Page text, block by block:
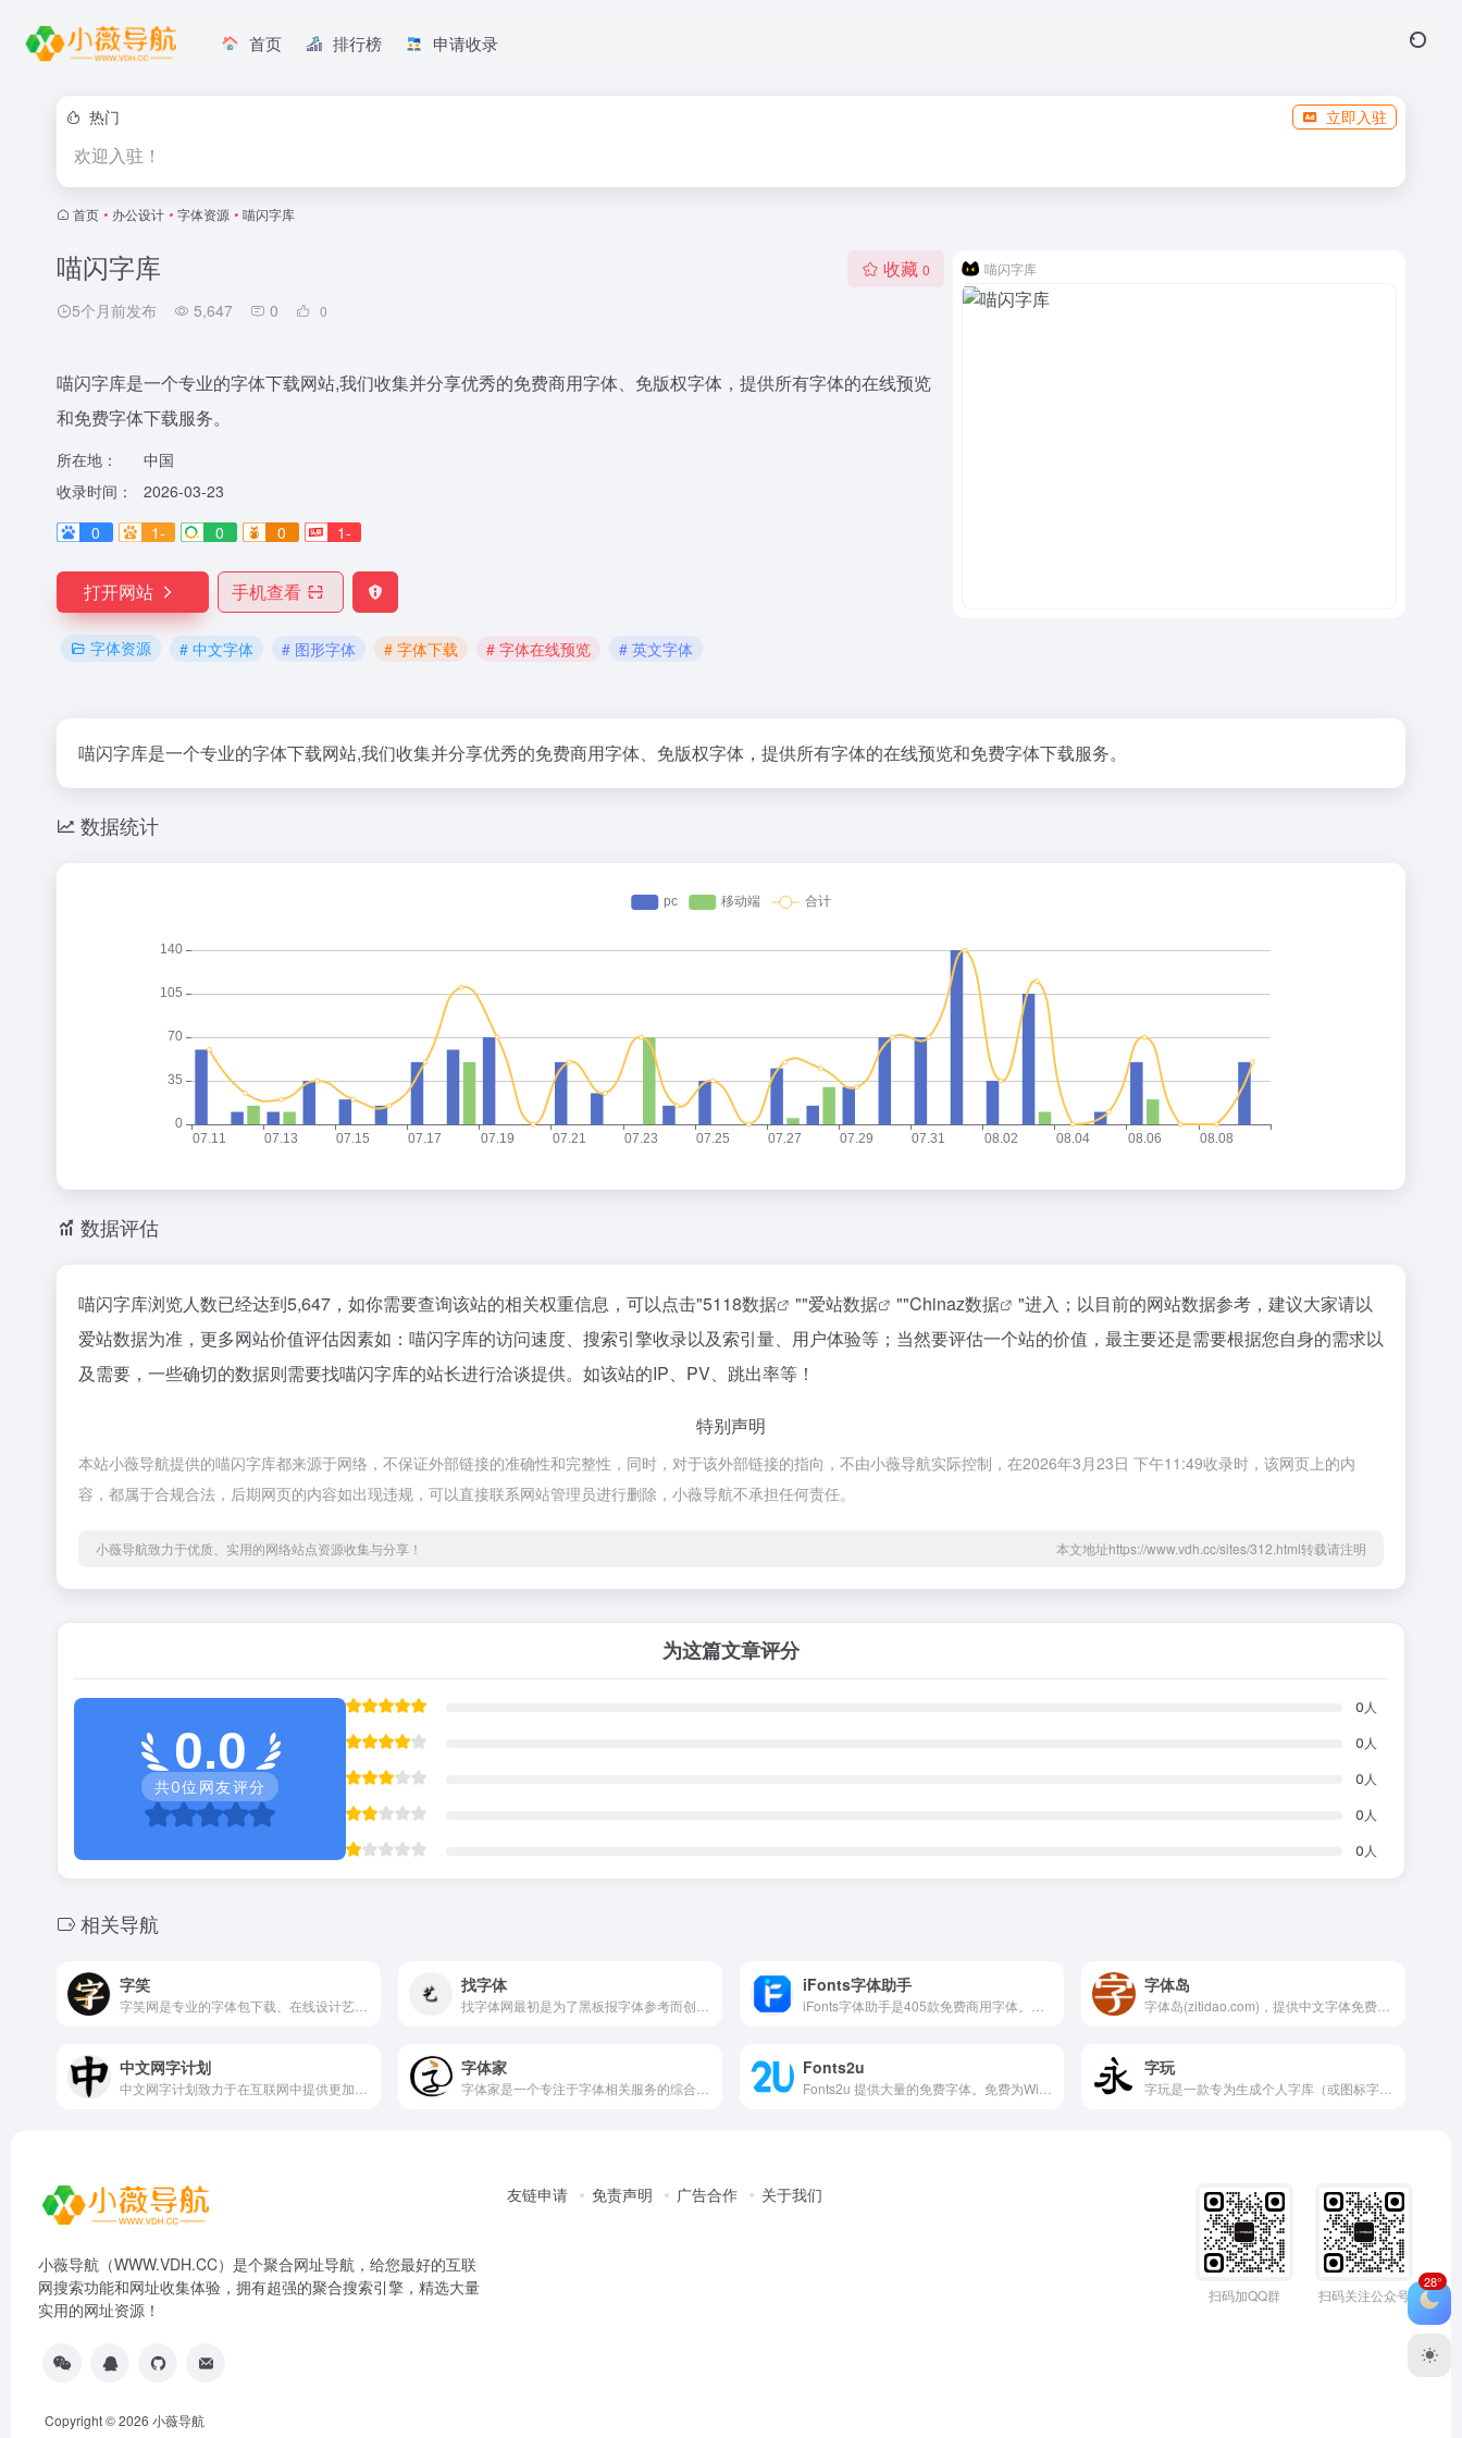
首页 排行榜 申请收录
热门 立即入驻
欢迎入驻！
首页 • 办公设计 • 字体资源 • 喵闪字库
喵闪字库
5个月前发布 5,647 0 0
收藏 0
喵闪字库是一个专业的字体下载网站,我们收集并分享优秀的免费商用字体、免版权字体，提供所有字体的在线预览
和免费字体下载服务。
所在地：
中国
收录时间：
2026-03-23
0
1- 0 0 1-
打开网站 手机查看
字体资源 # 中文字体 # 图形字体 # 字体下载 # 字体在线预览 # 英文字体
喵闪字库
喵闪字库是一个专业的字体下载网站,我们收集并分享优秀的免费商用字体、免版权字体，提供所有字体的在线预览和免费字体下载服务。
数据统计
数据评估
喵闪字库浏览人数已经达到5,647，如你需要查询该站的相关权重信息，可以点击"5118数据 ""爱站数据 ""Chinaz数据
"进入；以目前的网站数据参考，建议大家请以
爱站数据为准，更多网站价值评估因素如：喵闪字库的访问速度、搜索引擎收录以及索引量、用户体验等；当然要评估一个站的价值，最主要还是需要根据您自身的需求以
及需要，一些确切的数据则需要找喵闪字库的站长进行洽谈提供。如该站的IP、PV、跳出率等！
特别声明
本站小薇导航提供的喵闪字库都来源于网络，不保证外部链接的准确性和完整性，同时，对于该外部链接的指向，不由小薇导航实际控制，在2026年3月23日 下午11:49收录时，该网页上的内
容，都属于合规合法，后期网页的内容如出现违规，可以直接联系网站管理员进行删除，小薇导航不承担任何责任。
小薇导航致力于优质、实用的网络站点资源收集与分享！ 本文地址https://www.vdh.cc/sites/312.html转载请注明
为这篇文章评分
0.0
共0位网友评分
0 人
0 人
0 人
0 人
0 人
相关导航
字笑 找字体 iFonts字体助手 字体岛
中文网字计划 字体家 Fonts2u 字玩
小薇导航（WWW.VDH.CC）是个聚合网址导航，给您最好的互联
网搜索功能和网址收集体验，拥有超强的聚合搜索引擎，精选大量
实用的网址资源！
友链申请 免责声明 广告合作 关于我们
扫码加QQ群 扫码关注公众号
Copyright © 2026 小薇导航
28°